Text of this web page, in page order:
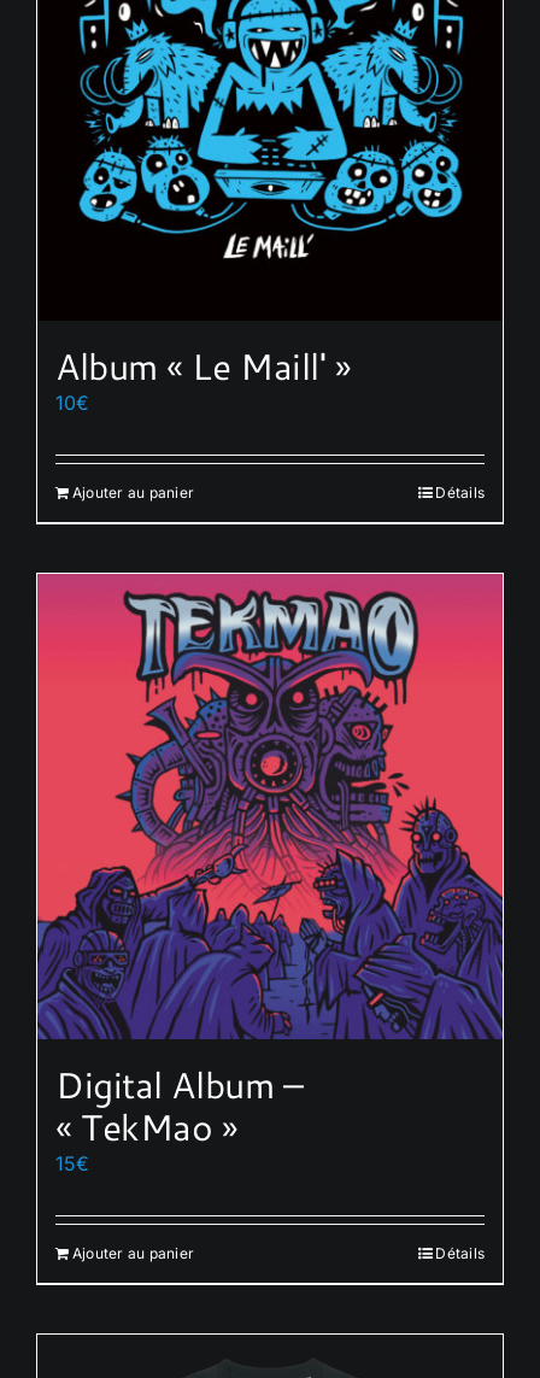
Album « Le Maill' »
10€
Ajouter au panier Détails
Digital Album –
« TekMao »
15€
Ajouter au panier Détails